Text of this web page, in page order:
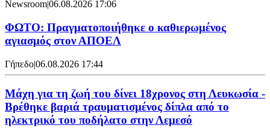
Newsroom|06.08.2026 17:06
ΦΩΤΟ: Πραγματοποιήθηκε ο καθιερωμένος
αγιασμός στον ΑΠΟΕΛ
Γήπεδο|06.08.2026 17:44
Μάχη για τη ζωή του δίνει 18χρονος στη Λευκωσία -
Βρέθηκε βαριά τραυματισμένος δίπλα από το
ηλεκτρικό του ποδήλατο στην Λεμεσό